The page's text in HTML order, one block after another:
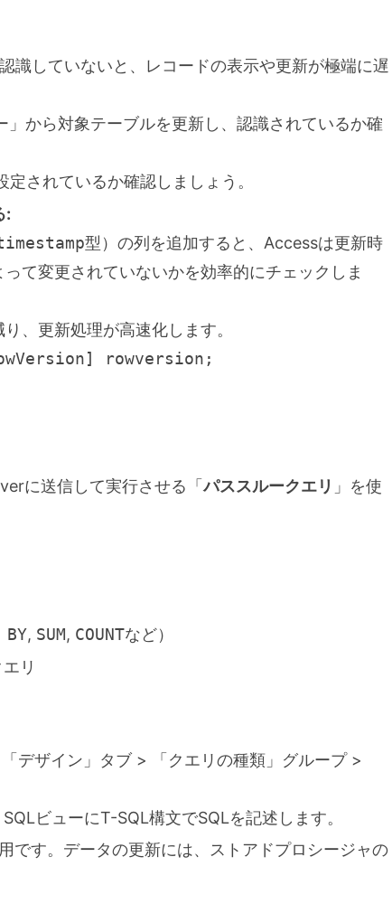
識していないと、レコードの表示や更新が極端に遅
」から対象テーブルを更新し、認識されているか確
されているか確認しましょう。
:
型）の列を追加すると、Accessは更新時
て変更されていないかを効率的にチェックしま
、更新処理が高速化します。
rowversion;
に送信して実行させる「パススルークエリ 」を使
BY, SUM, COUNTなど）
リ
デザイン」タブ > 「クエリの種類」グループ >
ビューにT-SQL構文でSQLを記述します。
です。データの更新には、ストアドプロシージャの